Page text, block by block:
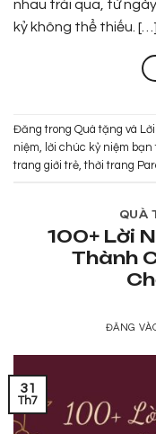
nhau trải qua, từ
kỷ không thể thiếu. […]
Đăng trong Quà tặng và
niệm, lời chúc kỷ niệm bạn
trang giới trẻ,thời trang
QUÀ
100+ Lời
Thành
ĐĂNG
31
Th7